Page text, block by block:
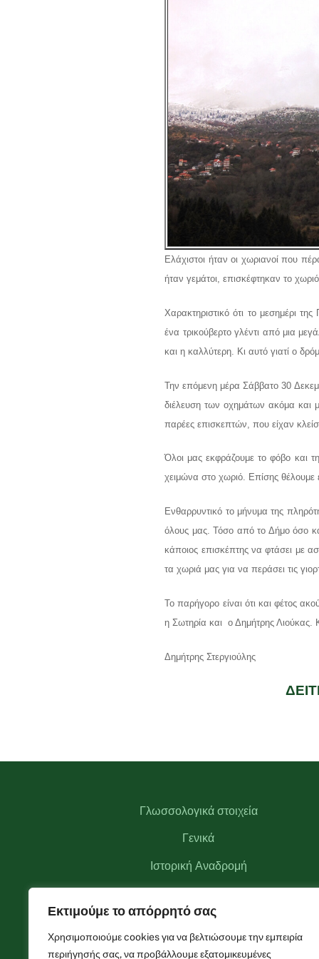
Εκτιμούμε το απόρρητό σας
Χρησιμοποιούμε cookies για να βελτιώσουμε την εμπειρία
περιήγησής σας, να προβάλλουμε εξατομικευμένες
Ελάχιστοι ήταν οι χωριανοί που
ήταν γεμάτοι, επισκέφτηκαν το
Χαρακτηριστικό ότι το μεσημέρι
ένα τρικούβερτο γλέντι από μια
και η καλλύτερη. Κι αυτό γιατί ο
Την επόμενη μέρα Σάββατο 30
διέλευση των οχημάτων ακόμα και
παρέες επισκεπτών, που είχαν
Όλοι μας εκφράζουμε το φόβο και
χειμώνα στο χωριό. Επίσης θέλουμε
Ενθαρρυντικό το μήνυμα της
όλους μας. Τόσο από το Δήμο όσο
κάποιος επισκέπτης να φτάσει με
τα χωριά μας για να περάσει τις
Το παρήγορο είναι ότι και φέτος
η Σωτηρία και ο Δημήτρης Λιούκας.
Δημήτρης Στεργιούλης
Γλωσσολογικά στοιχεία
Γενικά
Ιστορική Αναδρομή
Αναγκαστικός Συνεταιρισμός Θεοδωριάνων
Φωτογραφίες